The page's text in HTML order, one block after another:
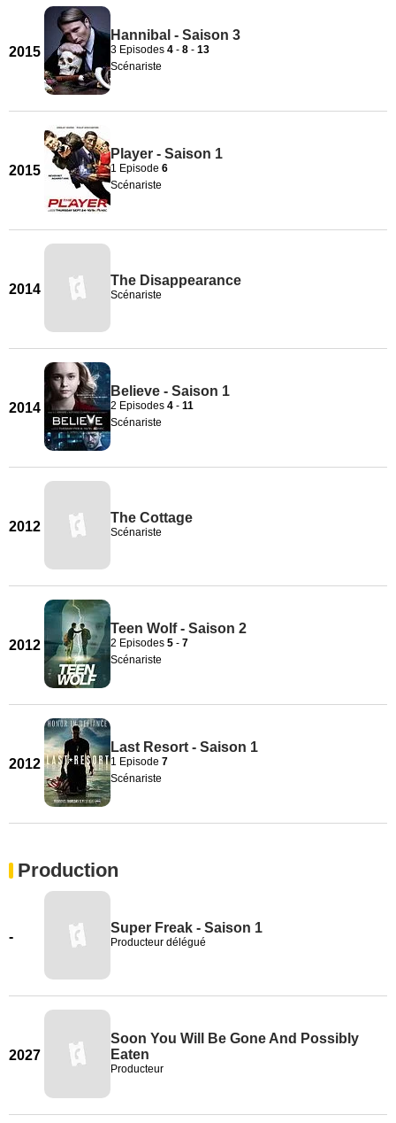
2015
Hannibal - Saison 3
3 Episodes 4 - 8 - 13
Scénariste
2015
Player - Saison 1
1 Episode 6
Scénariste
2014
The Disappearance
Scénariste
2014
Believe - Saison 1
2 Episodes 4 - 11
Scénariste
2012
The Cottage
Scénariste
2012
Teen Wolf - Saison 2
2 Episodes 5 - 7
Scénariste
2012
Last Resort - Saison 1
1 Episode 7
Scénariste
Production
-
Super Freak - Saison 1
Producteur délégué
2027
Soon You Will Be Gone And Possibly
Eaten
Producteur